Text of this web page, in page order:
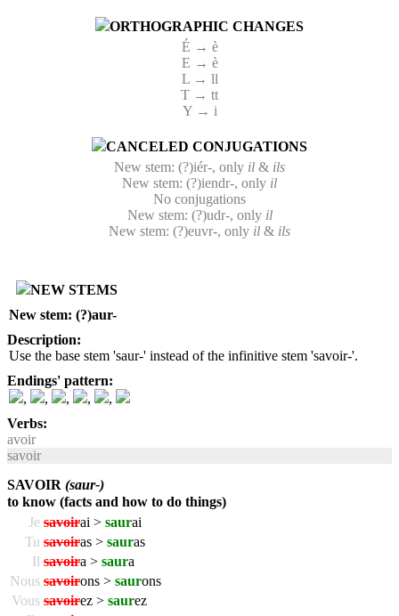
ORTHOGRAPHIC CHANGES
É → è
E → è
L → ll
T → tt
Y → i
CANCELED CONJUGATIONS
New stem: (?)iér-, only il & ils
New stem: (?)iendr-, only il
No conjugations
New stem: (?)udr-, only il
New stem: (?)euvr-, only il & ils
NEW STEMS
New stem: (?)aur-
Description:
Use the base stem 'saur-' instead of the infinitive stem 'savoir-'.
Endings' pattern:
,
, , ,
,
Verbs:
avoir
savoir
SAVOIR (saur-)
to know (facts and how to do things)
Je savoirai > saurai
Tu savoiras > sauras
Il savoira > saura
Nous savoirons > saurons
Vous savoirez > saurez